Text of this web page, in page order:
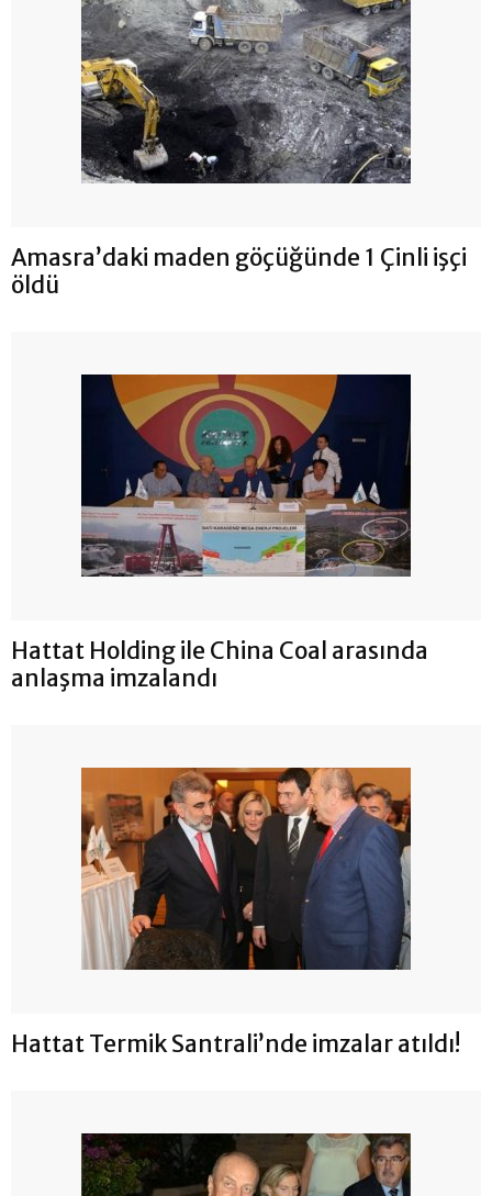
Amasra’daki maden göçüğünde 1 Çinli işçi
öldü
Hattat Holding ile China Coal arasında
anlaşma imzalandı
Hattat Termik Santrali’nde imzalar atıldı!